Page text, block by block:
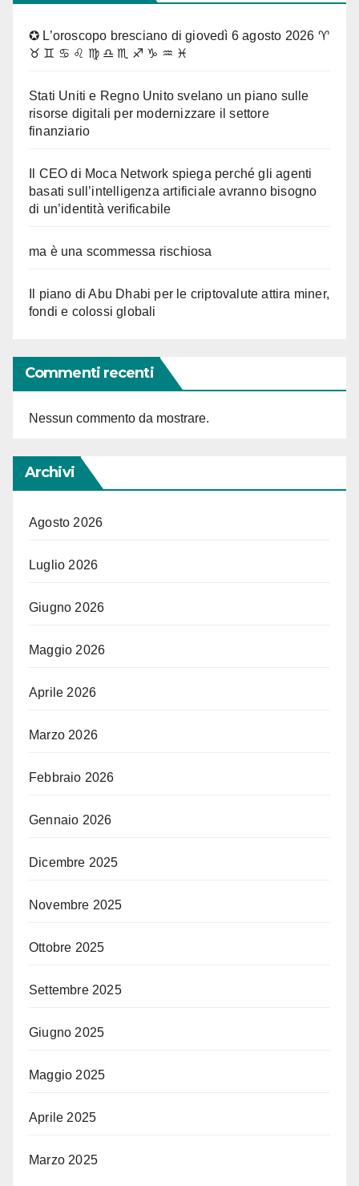
✪ L’oroscopo bresciano di giovedì 6 agosto 2026 ♈
♉ ♊ ♋ ♌ ♍ ♎ ♏ ♐ ♑ ♒ ♓
Stati Uniti e Regno Unito svelano un piano sulle
risorse digitali per modernizzare il settore
finanziario
Il CEO di Moca Network spiega perché gli agenti
basati sull’intelligenza artificiale avranno bisogno
di un’identità verificabile
ma è una scommessa rischiosa
Il piano di Abu Dhabi per le criptovalute attira miner,
fondi e colossi globali
Commenti recenti
Nessun commento da mostrare.
Archivi
Agosto 2026
Luglio 2026
Giugno 2026
Maggio 2026
Aprile 2026
Marzo 2026
Febbraio 2026
Gennaio 2026
Dicembre 2025
Novembre 2025
Ottobre 2025
Settembre 2025
Giugno 2025
Maggio 2025
Aprile 2025
Marzo 2025